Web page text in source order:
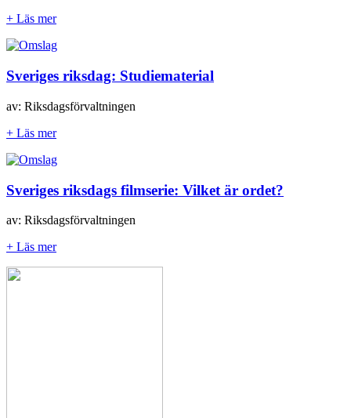
+ Läs mer
Sveriges riksdag: Studiematerial
av: Riksdagsförvaltningen
+ Läs mer
Sveriges riksdags filmserie: Vilket är ordet?
av: Riksdagsförvaltningen
+ Läs mer